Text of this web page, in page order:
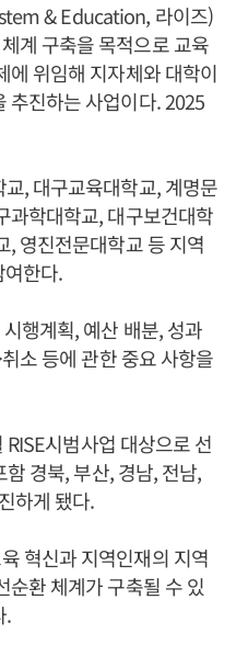
& Education, 라이즈)
계 구축을 목적으로 교육
에 위임해 지자체와 대학이
추진하는 사업이다. 2025
, 대구교육대학교, 계명문
과학대학교, 대구보건대학
, 영진전문대학교 등 지역
한다.
행계획, 예산 배분, 성과
소 등에 관한 중요 사항을
시범사업 대상으로 선
경북, 부산, 경남, 전남,
하게 됐다.
혁신과 지역인재의 지역
순환 체계가 구축될 수 있
.